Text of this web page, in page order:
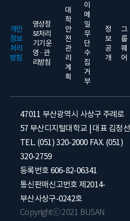
개인
정보
처리
방침
영상정
보처리
기기 운
영 · 관
리방침
대
학
안
전
관
리
계
획
이
메
일
무
단
수
집
거
부
정
보
공
개
그
룹
웨
어
47011 부산광역시 사상구 주례로
57 부산디지털대학교 | 대표 김정선
TEL. (051) 320-2000 FAX. (051)
320-2759
등록번호 606-82-06341
통신판매신고번호 제2014-
부산사상구-0242호
Copyrightⓒ 2021 BUSAN